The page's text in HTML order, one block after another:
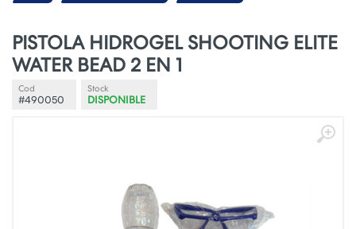
PISTOLA HIDROGEL SHOOTING ELITE
WATER BEAD 2 EN 1
Cod
#490050
Stock
DISPONIBLE